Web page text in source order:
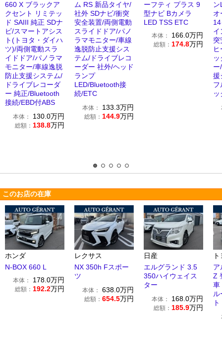
660 X ブラックア
クセント リミテッ
ド SAIII 純正 SDナ
ビ/スマートアシス
ト(トヨタ・ダイハ
ツ)/両側電動スラ
イドドア/パノラマ
モニター/車線逸脱
防止支援システム/
ドライブレコーダ
ー 純正/Bluetooth
接続/EBD付ABS
本体： 130.0万円
総額： 138.8万円
ム RS 新品タイヤ/
社外 SDナビ/衝突
安全装置/両側電動
スライドドア/パノ
ラマモニター/車線
逸脱防止支援シス
テム/ドライブレコ
ーダー 社外/ヘッド
ランプ
LED/Bluetooth接
続/ETC
本体： 133.3万円
総額： 144.9万円
ーフティ プラス 9
型ナビ Bカメラ
LED TSS ETC
本体： 166.0万円
総額： 174.8万円
オ
イ
突
ー
援
フ
このお店の在庫
ホンダ
N-BOX 660 L
本体： 178.0万円
総額： 192.2万円
レクサス
NX 350h Fスポー
ツ
本体： 638.0万円
総額： 654.5万円
日産
エルグランド 3.5
350ハイウェイス
ター
本体： 168.0万円
総額： 185.9万円
ア
Z
車